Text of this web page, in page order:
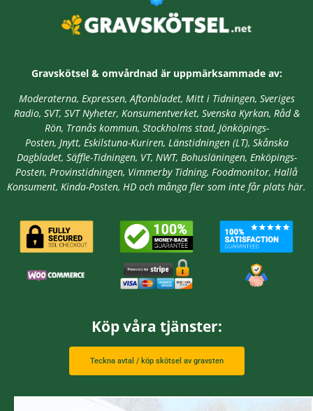
Gravskötsel & omvårdnad är uppmärksammade av:
Moderaterna, Expressen, Aftonbladet, Mitt i Tidningen, Sveriges
Radio, SVT, SVT Nyheter, Konsumentverket, Svenska Kyrkan, Råd &
Rön, Tranås kommun, Stockholms stad, Jönköpings-
Posten, Jnytt, Eskilstuna-Kuriren, Länstidningen (LT), Skånska
Dagbladet, Säffle-Tidningen, VT, NWT, Bohusläningen, Enköpings-
Posten, Provinstidningen, Vimmerby Tidning, Foodmonitor, Hallå
Konsument, Kinda-Posten, HD och många fler som inte får plats här.
Köp våra tjänster:
Teckna avtal / köp skötsel av gravsten